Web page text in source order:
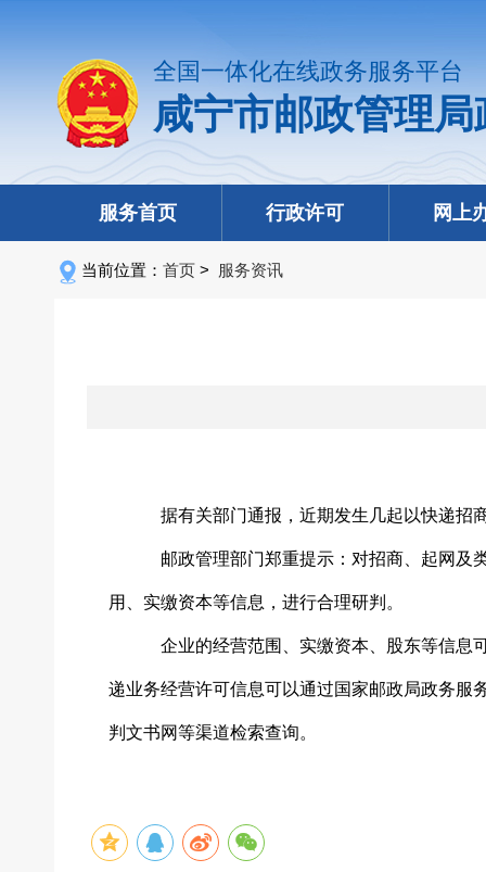
全国一体化在线政务服务平台
咸宁市邮政管理
服务首页 行政许可 网上
当前位置： 首页 > 服务资讯
据有关部门通报，近期发生几起以快递招
邮政管理部门郑重提示：对招商、起网及
用、实缴资本等信息，进行合理研判。
企业的经营范围、实缴资本、股东等信息
递业务经营许可信息可以通过国家邮政局政务服
判文书网等渠道检索查询。